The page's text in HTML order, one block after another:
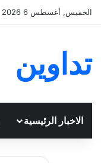
الخميس, أغسطس 6 2026
تداوين
الاخبار الرئيسية